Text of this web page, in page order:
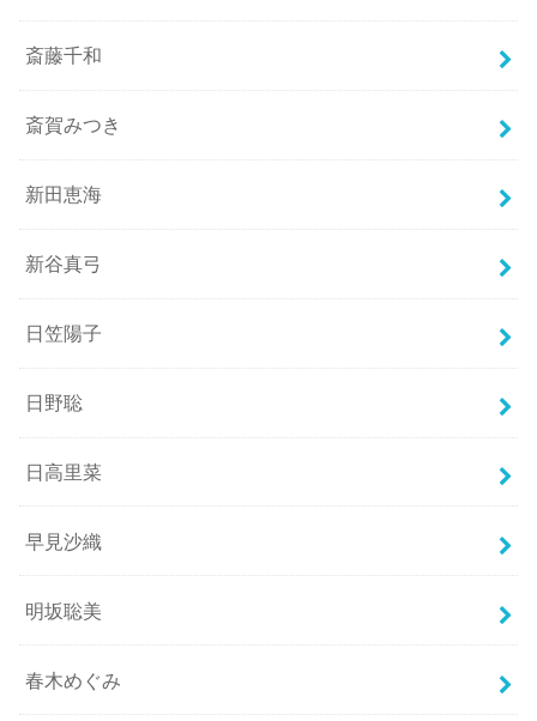
斎藤千和
斎賀みつき
新田恵海
新谷真弓
日笠陽子
日野聡
日高里菜
早見沙織
明坂聡美
春木めぐみ